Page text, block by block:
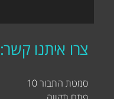
צרו איתנו קשר:
סמטת התבור 10